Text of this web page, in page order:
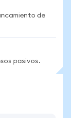
de
pasivos.